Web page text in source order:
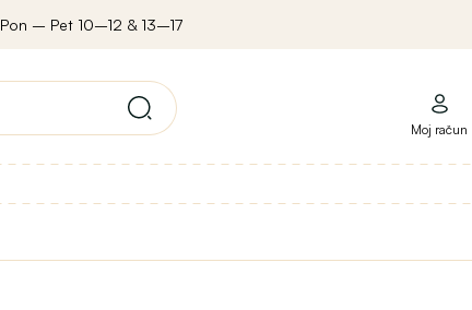
Pon – Pet 10–12 & 13–17
Moj račun